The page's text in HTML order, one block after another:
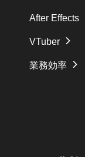
After Effects
VTuber
業務効率